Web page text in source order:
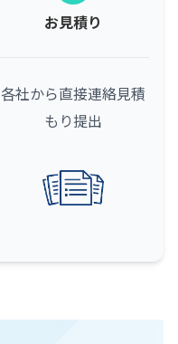
お見積り
各社から直接連絡見積
もり提出